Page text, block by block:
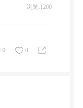
浏览:1200
0 0